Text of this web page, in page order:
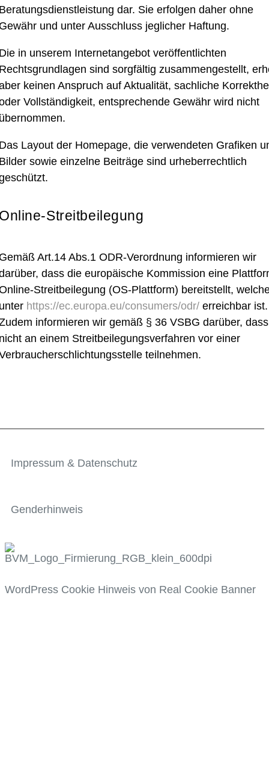
dar. Sie erfolgen daher ohne
und unter Ausschluss jeglicher Haftung.
in unserem Internetangebot veröffentlichten
sind sorgfältig zusammengestellt,
keinen Anspruch auf Aktualität, sachliche
Vollständigkeit, entsprechende Gewähr wird nicht
Layout der Homepage, die verwendeten Grafiken
sowie einzelne Beiträge sind urheberrechtlich
Streitbeilegung
Art.14 Abs.1 ODR-Verordnung informieren wir
dass die europäische Kommission eine
Streitbeilegung (OS-Plattform) bereitstellt,
https://ec.europa.eu/consumers/odr/ erreichbar ist.
informieren wir gemäß § 36 VSBG darüber,
an einem Streitbeilegungsverfahren vor einer
teilnehmen.
Impressum & Datenschutz
Genderhinweis
WordPress Cookie Hinweis von Real Cookie Banner